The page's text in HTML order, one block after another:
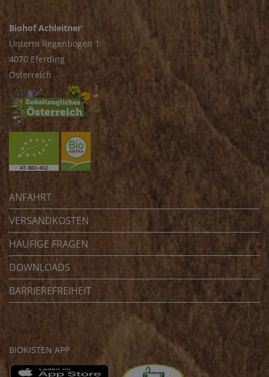
Biohof Achleitner
Unterm Regenbogen 1
4070 Eferding
Österreich
ANFAHRT
VERSANDKOSTEN
HÄUFIGE FRAGEN
DOWNLOADS
BARRIEREFREIHEIT
BIOKISTEN APP